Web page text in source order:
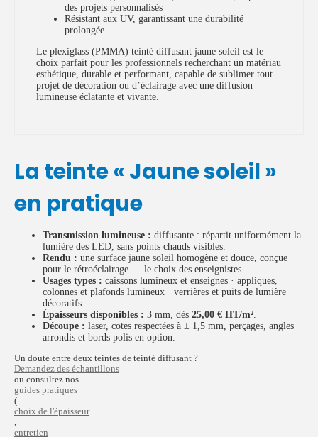
des projets personnalisés
Résistant aux UV, garantissant une durabilité
prolongée
Le plexiglass (PMMA) teinté diffusant jaune soleil est le
choix parfait pour les professionnels recherchant un matériau
esthétique, durable et performant, capable de sublimer tout
projet de décoration ou d’éclairage avec une diffusion
lumineuse éclatante et vivante.
La teinte « Jaune soleil »
en pratique
Transmission lumineuse : diffusante : répartit uniformément la
lumière des LED, sans points chauds visibles.
Rendu : une surface jaune soleil homogène et douce, conçue
pour le rétroéclairage — le choix des enseignistes.
Usages types : caissons lumineux et enseignes · appliques,
colonnes et plafonds lumineux · verrières et puits de lumière
décoratifs.
Épaisseurs disponibles : 3 mm, dès 25,00 € HT/m².
Découpe : laser, cotes respectées à ± 1,5 mm, perçages, angles
arrondis et bords polis en option.
Un doute entre deux teintes de teinté diffusant ?
Demandez des échantillons
ou consultez nos
guides pratiques
(
choix de l'épaisseur
,
entretien